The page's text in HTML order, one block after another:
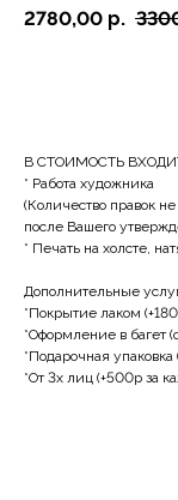
2780,00 р.
В СТОИМОСТЬ
* Работа художника
(Количество правок
после Вашего
* Печать на холсте,
Дополнительные
*Покрытие лаком
*Оформление в багет
*Подарочная упаковка
*От 3х лиц (+500р за